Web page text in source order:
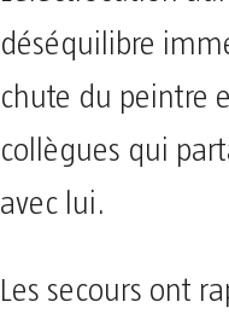
déséquilibre
chute du peintre
collègues qui
avec lui.
Les secours ont